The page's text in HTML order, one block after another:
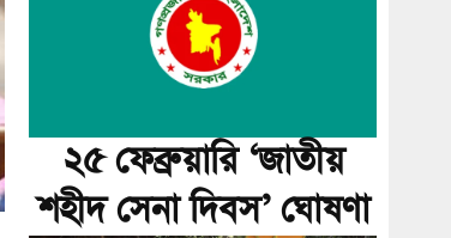
২৫ ফেব্রুয়ারি ‘জাতীয়
শহীদ সেনা দিবস’ ঘোষণা